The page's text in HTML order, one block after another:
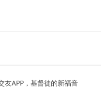
友APP，基督徒的新福音